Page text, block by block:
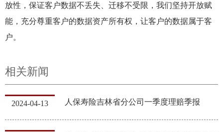
放性，保证客户数据不丢失、迁移不受限，我们坚持开放赋
能，充分尊重客户的数据资产所有权，让客户的数据属于客
户。
相关新闻
2024-04-13 人保寿险吉林省分公司一季度理赔季报